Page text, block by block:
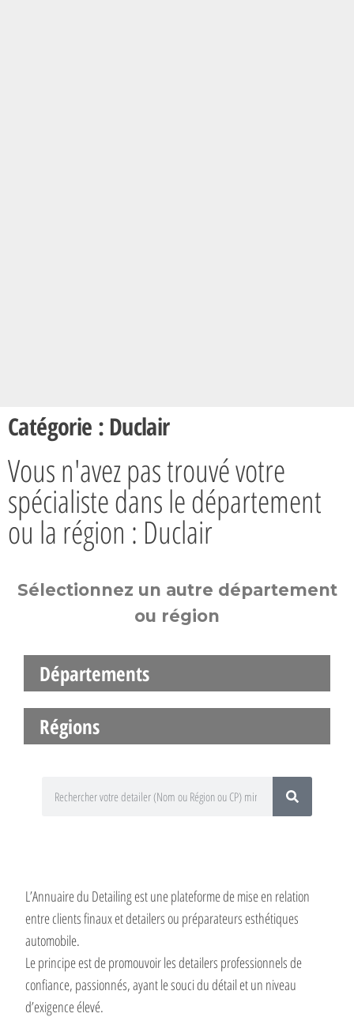
Catégorie : Duclair
Vous n'avez pas trouvé votre
spécialiste dans le département
ou la région : Duclair
Sélectionnez un autre département
ou région
Départements
Régions
L’Annuaire du Detailing est une plateforme de mise en relation
entre clients finaux et detailers ou préparateurs esthétiques
automobile.
Le principe est de promouvoir les detailers professionnels de
confiance, passionnés, ayant le souci du détail et un niveau
d’exigence élevé.